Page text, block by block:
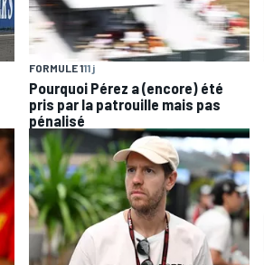
FORMULE 111 j
Pourquoi Pérez a (encore) été
pris par la patrouille mais pas
pénalisé